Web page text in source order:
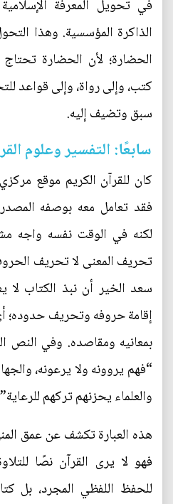
في تحويل المعرفة
الذاكرة المؤسسية. وهذا
الحضارة؛ لأن الحضارة
كتب، وإلى رواة، وإلى قواعد
سبق وتضيف إليه.
سابعًا: التفسير وعلوم
كان للقرآن الكريم موقع
فقد تعامل معه بوصفه المصدر
لكنه في الوقت نفسه واجه
تحريف المعنى لا تحريف
سعد الخير أن نبذ الكتاب
إقامة حروفه وتحريف حدوده؛
بمعانيه ومقاصده. وفي النص
“فهم يروونه ولا يرعونه،
والعلماء يحزنهم تركهم
هذه العبارة تكشف عن عمق
فهو لا يرى القرآن نصًا
للحفظ اللفظي المجرد، بل